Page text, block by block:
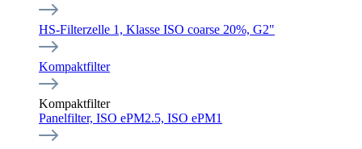
HS-Filterzelle 1, Klasse ISO coarse 20%, G2"
Kompaktfilter
Kompaktfilter
Panelfilter, ISO ePM2.5, ISO ePM1